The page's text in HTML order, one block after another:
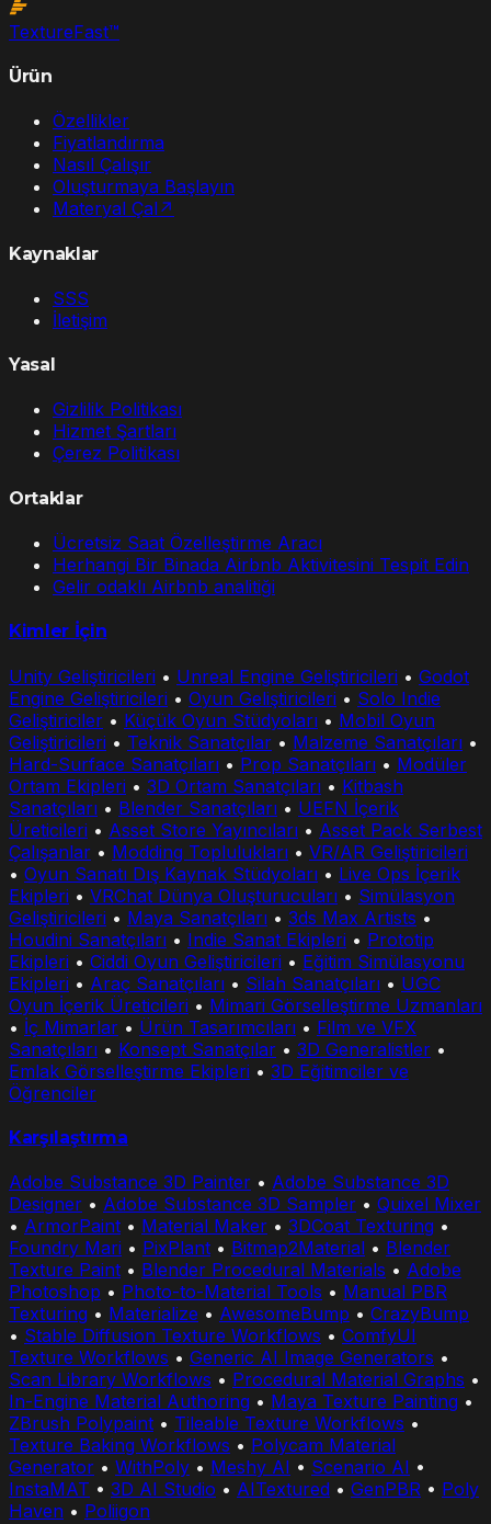
TextureFast™
Ürün
Özellikler
Fiyatlandırma
Nasıl Çalışır
Oluşturmaya Başlayın
Materyal Çal↗
Kaynaklar
SSS
İletişim
Yasal
Gizlilik Politikası
Hizmet Şartları
Çerez Politikası
Ortaklar
Ücretsiz Saat Özelleştirme Aracı
Herhangi Bir Binada Airbnb Aktivitesini Tespit Edin
Gelir odaklı Airbnb analitiği
Kimler İçin
Unity Geliştiricileri • Unreal Engine Geliştiricileri • Godot
Engine Geliştiricileri • Oyun Geliştiricileri • Solo Indie
Geliştiriciler • Küçük Oyun Stüdyoları • Mobil Oyun
Geliştiricileri • Teknik Sanatçılar • Malzeme Sanatçıları •
Hard-Surface Sanatçıları • Prop Sanatçıları • Modüler
Ortam Ekipleri • 3D Ortam Sanatçıları • Kitbash
Sanatçıları • Blender Sanatçıları • UEFN İçerik
Üreticileri • Asset Store Yayıncıları • Asset Pack Serbest
Çalışanlar • Modding Toplulukları • VR/AR Geliştiricileri
• Oyun Sanatı Dış Kaynak Stüdyoları • Live Ops İçerik
Ekipleri • VRChat Dünya Oluşturucuları • Simülasyon
Geliştiricileri • Maya Sanatçıları • 3ds Max Artists •
Houdini Sanatçıları • Indie Sanat Ekipleri • Prototip
Ekipleri • Ciddi Oyun Geliştiricileri • Eğitim Simülasyonu
Ekipleri • Araç Sanatçıları • Silah Sanatçıları • UGC
Oyun İçerik Üreticileri • Mimari Görselleştirme Uzmanları
• İç Mimarlar • Ürün Tasarımcıları • Film ve VFX
Sanatçıları • Konsept Sanatçılar • 3D Generalistler •
Emlak Görselleştirme Ekipleri • 3D Eğitimciler ve
Öğrenciler
Karşılaştırma
Adobe Substance 3D Painter • Adobe Substance 3D
Designer • Adobe Substance 3D Sampler • Quixel Mixer
• ArmorPaint • Material Maker • 3DCoat Texturing •
Foundry Mari • PixPlant • Bitmap2Material • Blender
Texture Paint • Blender Procedural Materials • Adobe
Photoshop • Photo-to-Material Tools • Manual PBR
Texturing • Materialize • AwesomeBump • CrazyBump
• Stable Diffusion Texture Workflows • ComfyUI
Texture Workflows • Generic AI Image Generators •
Scan Library Workflows • Procedural Material Graphs •
In-Engine Material Authoring • Maya Texture Painting •
ZBrush Polypaint • Tileable Texture Workflows •
Texture Baking Workflows • Polycam Material
Generator • WithPoly • Meshy AI • Scenario AI •
InstaMAT • 3D AI Studio • AITextured • GenPBR • Poly
Haven • Poliigon